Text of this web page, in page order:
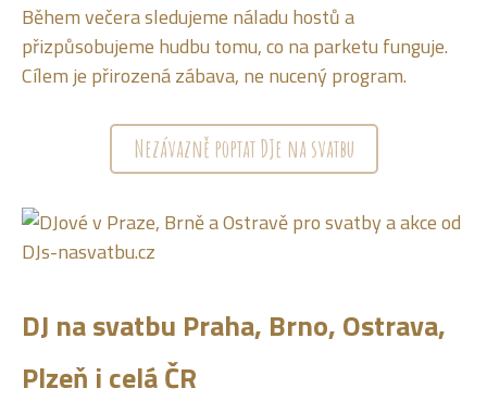
Během večera sledujeme náladu hostů a
přizpůsobujeme hudbu tomu, co na parketu funguje.
Cílem je přirozená zábava, ne nucený program.
Nezávazně poptat DJe na svatbu
DJ na svatbu Praha, Brno, Ostrava,
Plzeň i celá ČR